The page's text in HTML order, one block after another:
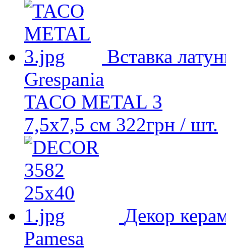
Вставка
Grespania
TACO METAL 3
7,5x7,5 см 322грн / шт.
Декор
Pamesa